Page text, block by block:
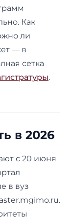
Как
ли
— в
сетка
.
в 2026
с 20 июня
в вуз